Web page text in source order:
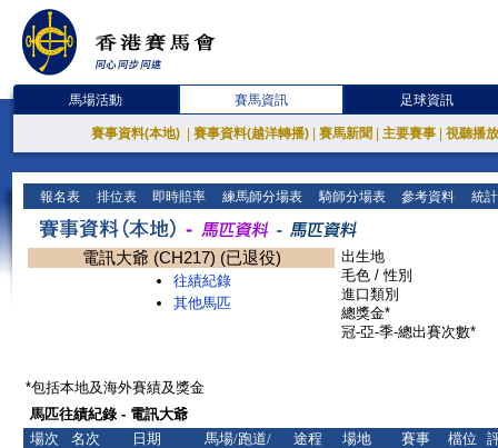
馬場活動 賽馬資訊 足球資訊
賽事資料(本地) 賽事資料(越洋轉播) 賽馬新聞 主要賽事 視聽播
報名表 排位表 即時賠率 練馬師分場表 騎師分場表 參考資料 統
電訊大爺 (CH217) (已退役)
往績紀錄
其他馬匹
出生地
毛色 / 性別
進口類別
總獎金*
冠-亞-季-總出賽次數*
*包括本地及海外賽績及獎金
馬匹往績紀錄 - 電訊大爺
場次
名次 日期
馬場/跑道/
途程
場地
賽事
檔位